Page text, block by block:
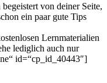
von deiner Seite,
ein paar gute Tips
Lernmaterialien
lediglich auch nur
id=“cp_id_40443″]